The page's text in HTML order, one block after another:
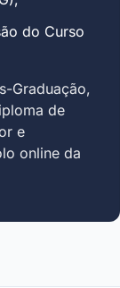
do Curso
Graduação,
de
e
online da